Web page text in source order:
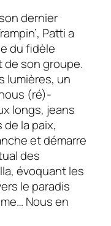
dernier
Patti a
du fidèle
de son groupe.
lumières, un
(ré)-
longs, jeans
la paix,
et démarre
des
évoquant les
le paradis
Nous en